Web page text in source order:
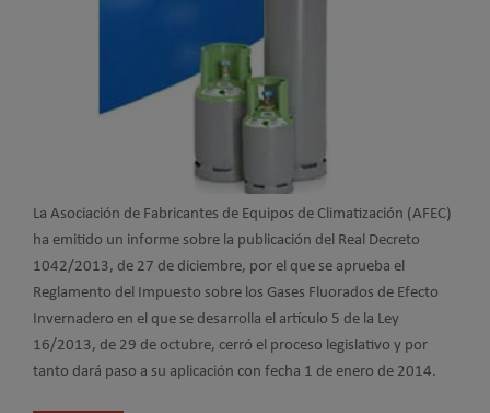
La Asociación de Fabricantes de Equipos de Climatización (AFEC)
ha emitido un informe sobre la publicación del Real Decreto
1042/2013, de 27 de diciembre, por el que se aprueba el
Reglamento del Impuesto sobre los Gases Fluorados de Efecto
Invernadero en el que se desarrolla el artículo 5 de la Ley
16/2013, de 29 de octubre, cerró el proceso legislativo y por
tanto dará paso a su aplicación con fecha 1 de enero de 2014.